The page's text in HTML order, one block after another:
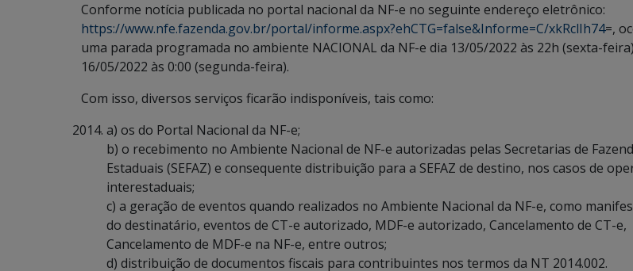
Conforme notícia publicada no portal nacional da NF-e no seguinte endereço eletrônico:
https://www.nfe.fazenda.gov.br/portal/informe.aspx?ehCTG=false&Informe=C/xkRclIh74=,
uma parada programada no ambiente NACIONAL da NF-e dia 13/05/2022 às 22h (sexta-
16/05/2022 às 0:00 (segunda-feira).
Com isso, diversos serviços ficarão indisponíveis, tais como:
a) os do Portal Nacional da NF-e;
b) o recebimento no Ambiente Nacional de NF-e autorizadas pelas Secretarias de
Estaduais (SEFAZ) e consequente distribuição para a SEFAZ de destino, nos casos de
interestaduais;
c) a geração de eventos quando realizados no Ambiente Nacional da NF-e, como
do destinatário, eventos de CT-e autorizado, MDF-e autorizado, Cancelamento de CT-e,
Cancelamento de MDF-e na NF-e, entre outros;
d) distribuição de documentos fiscais para contribuintes nos termos da NT 2014.002.